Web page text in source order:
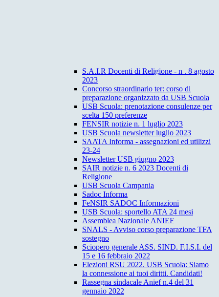
S.A.I.R Docenti di Religione - n . 8 agosto
2023
Concorso straordinario ter: corso di
preparazione organizzato da USB Scuola
USB Scuola: prenotazione consulenze per
scelta 150 preferenze
FENSIR notizie n. 1 luglio 2023
USB Scuola newsletter luglio 2023
SAATA Informa - assegnazioni ed utilizzi
23-24
Newsletter USB giugno 2023
SAIR notizie n. 6 2023 Docenti di
Religione
USB Scuola Campania
Sadoc Informa
FeNSIR SADOC Informazioni
USB Scuola: sportello ATA 24 mesi
Assemblea Nazionale ANIEF
SNALS - Avviso corso preparazione TFA
sostegno
Sciopero generale ASS. SIND. F.I.S.I. del
15 e 16 febbraio 2022
Elezioni RSU 2022. USB Scuola: Siamo
la connessione ai tuoi diritti. Candidati!
Rassegna sindacale Anief n.4 del 31
gennaio 2022